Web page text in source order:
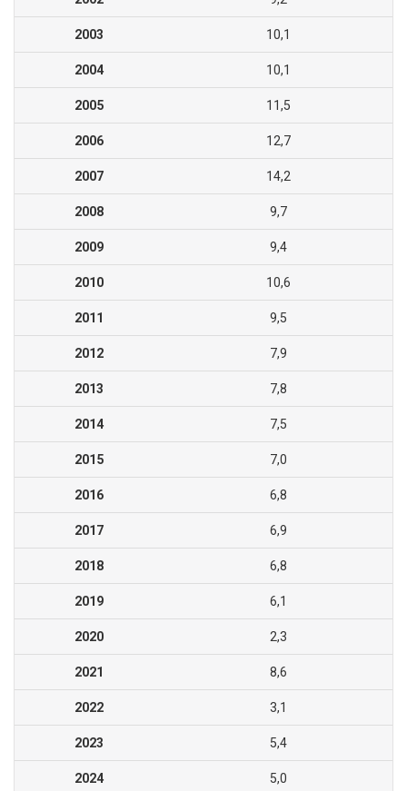
2003 10,1
2004 10,1
2005 11,5
2006 12,7
2007 14,2
2008 9,7
2009 9,4
2010 10,6
2011 9,5
2012 7,9
2013 7,8
2014 7,5
2015 7,0
2016 6,8
2017 6,9
2018 6,8
2019 6,1
2020 2,3
2021 8,6
2022 3,1
2023 5,4
2024 5,0